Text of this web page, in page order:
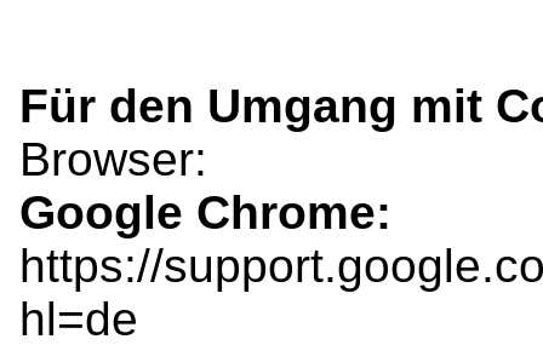
Für den Umgang mit
Google Chrome:
https://